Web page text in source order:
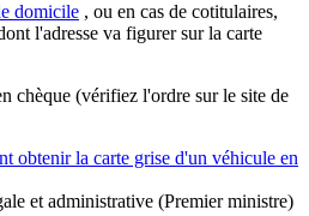
domicile , ou en cas de cotitulaires,
l'adresse va figurer sur la carte
chèque (vérifiez l'ordre sur le site de
obtenir la carte grise d'un véhicule en
et administrative (Premier ministre)